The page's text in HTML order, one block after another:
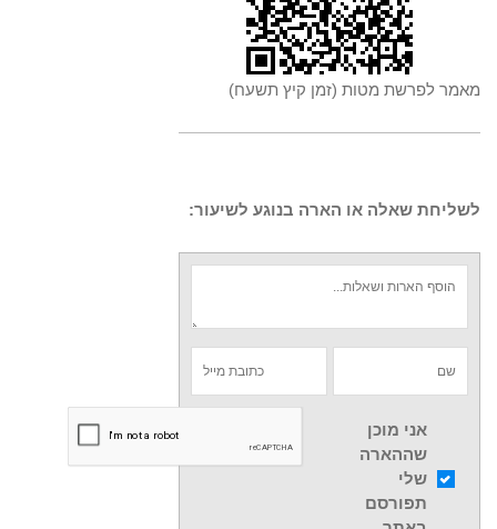
מאמר לפרשת מטות (זמן קיץ תשעח)
לשליחת שאלה או הארה בנוגע לשיעור:
אני מוכן
שההארה
שלי
תפורסם